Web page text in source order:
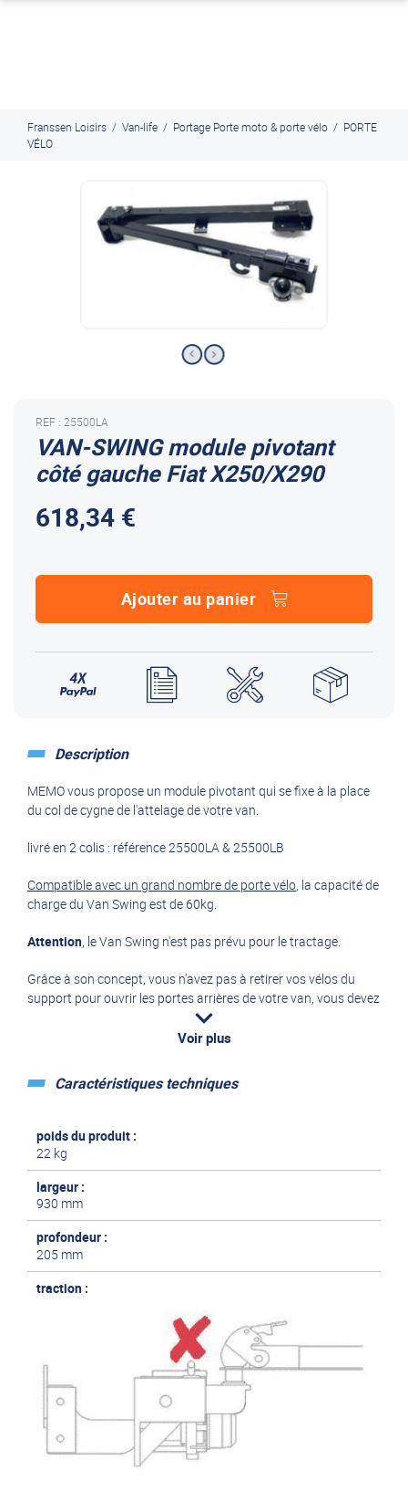
Franssen Loisirs / Van-life / Portage Porte moto & porte vélo / PORTE
VÉLO
VAN-SWING module pivotant
côté gauche Fiat X250/X290
REF : 25500LA
618,34 €
Ajouter au panier
Description
MEMO vous propose un module pivotant qui se fixe à la place
du col de cygne de l'attelage de votre van.
livré en 2 colis : référence 25500LA & 25500LB
Compatible avec un grand nombre de porte vélo, la capacité de
charge du Van Swing est de 60kg.
Attention, le Van Swing n'est pas prévu pour le tractage.
Grâce à son concept, vous n'avez pas à retirer vos vélos du
support pour ouvrir les portes arrières de votre van, vous devez
simplement faire pivoter le bras.
Installer sur les points de fixation de l'attelage, le porte vélo se
installer les vélos.
Le porte vélo doit être installé par un professionnel, il nécessite
l'installation d'un attelage au préalable si votre véhicule n'en est
pas équipé.
2 colis
Voir plus
Caractéristiques techniques
poids du produit :
22 kg
largeur :
930 mm
profondeur :
205 mm
traction :